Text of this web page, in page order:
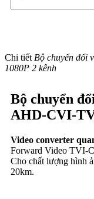
Chi tiếtBộ chuyển đổi
1080P 2 kênh
Bộ chuyển
AHD-CVI-
Video converter
Forward Video TVI-
Cho chất lượng hình
20km.